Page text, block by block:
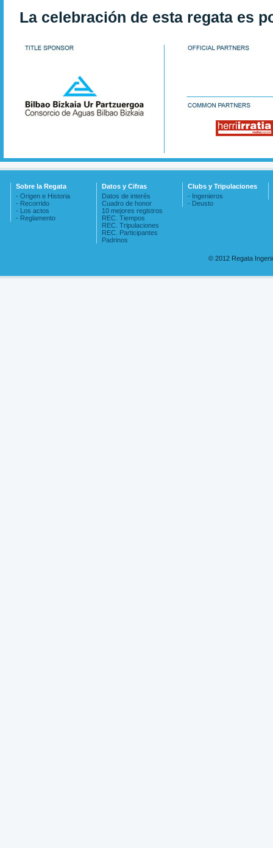
La celebración de esta regata es
Sobre la Regata
- Origen e Historia
- Recorrido
- Los actos
- Reglamento
Datos y Cifras
Datos de interés
Cuadro de honor
10 mejores registros
REC. Tiempos
REC. Tripulaciones
REC. Participantes
Padrinos
Clubs y Tripulaciones
- Ingenieros
- Deusto
© 2012 Regata